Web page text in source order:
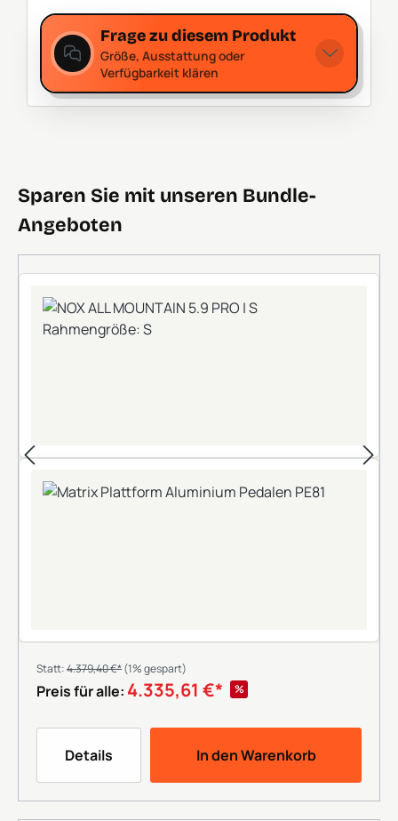
Frage zu diesem Produkt
Größe, Ausstattung oder
Verfügbarkeit klären
Sparen Sie mit unseren Bundle-
Angeboten
Statt:4.379,40 €*(1% gespart)
Preis für alle: 4.335,61 €* %
Details In den Warenkorb